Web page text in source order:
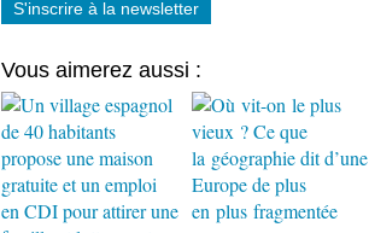
S'inscrire à la newsletter
Vous aimerez aussi :